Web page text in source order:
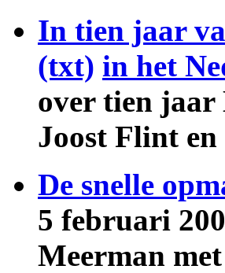
In tien jaar
(txt) in het
over tien jaar
Joost Flint
De snelle
5 februari
Meerman